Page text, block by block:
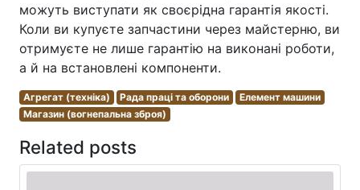
можуть виступати як своєрідна гарантія якості.
Коли ви купуєте запчастини через майстерню, ви
отримуєте не лише гарантію на виконані роботи,
а й на встановлені компоненти.
Агрегат (техніка) Рада праці та оборони
Елемент машини
Магазин (вогнепальна зброя)
Related posts